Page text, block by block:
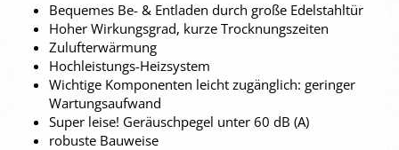
Bequemes Be- & Entladen durch große Edelstahltür
Hoher Wirkungsgrad, kurze Trocknungszeiten
Zulufterwärmung
Hochleistungs-Heizsystem
Wichtige Komponenten leicht zugänglich: geringer
Wartungsaufwand
Super leise! Geräuschpegel unter 60 dB (A)
robuste Bauweise